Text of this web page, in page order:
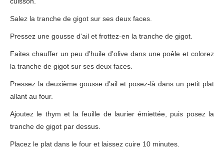
Salez la tranche de gigot sur ses deux faces.
Pressez une gousse d'ail et frottez-en la tranche de gigot.
Faites chauffer un peu d'huile d'olive dans une poêle et colorez
la tranche de gigot sur ses deux faces.
Pressez la deuxième gousse d'ail et posez-là dans un petit plat
allant au four.
Ajoutez le thym et la feuille de laurier émiettée, puis posez la
tranche de gigot par dessus.
Placez le plat dans le four et laissez cuire 10 minutes.